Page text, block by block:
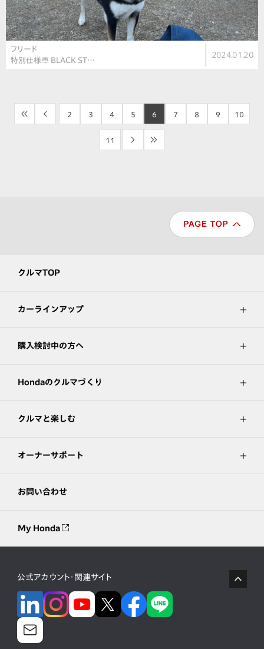
フリード
特別仕様車 BLACK ST…
2024.01.20
<< < 2 3 4 5 6 7 8 9 10
11 > >>
クルマTOP
カーラインアップ
購入検討中の方へ
Hondaのクルマづくり
クルマと楽しむ
オーナーサポート
お問い合わせ
My Honda
公式アカウント・関連サイト